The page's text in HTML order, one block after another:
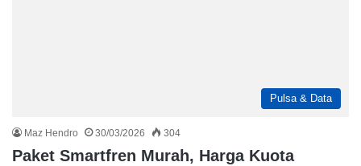
Pulsa & Data
Maz Hendro 30/03/2026 304
Paket Smartfren Murah, Harga Kuota